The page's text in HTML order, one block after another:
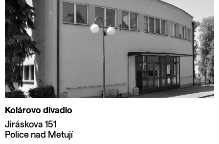
Kolárovo divadlo
Jiráskova 151
Police nad Metují